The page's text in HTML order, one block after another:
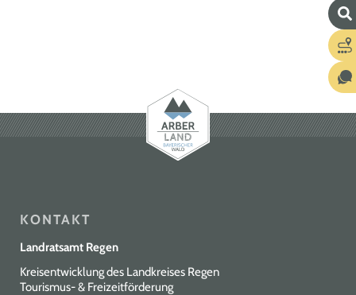
KONTAKT
Landratsamt Regen
Kreisentwicklung des Landkreises Regen
Tourismus- & Freizeitförderung